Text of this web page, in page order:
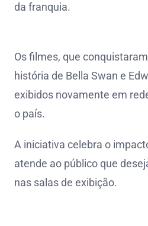
da franquia.
Os filmes, que
história de Bella Swan e
exibidos novamente em
o país.
A iniciativa celebra o
atende ao público que
nas salas de exibição.